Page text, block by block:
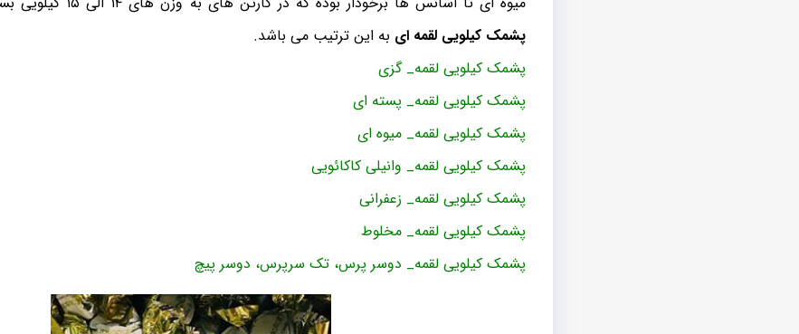
پشمک کیلویی لقمه ای به این ترتیب می باشد.
پشمک کیلویی لقمه_ گزی
پشمک کیلویی لقمه_ پسته ای
پشمک کیلویی لقمه_ میوه ای
پشمک کیلویی لقمه_ وانیلی کاکائویی
پشمک کیلویی لقمه_ زعفرانی
پشمک کیلویی لقمه_ مخلوط
پشمک کیلویی لقمه_ دوسر پرس، تک سرپرس، دوسر پیچ